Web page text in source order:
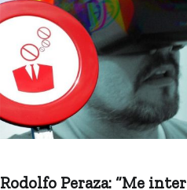
Rodolfo Peraza: “Me